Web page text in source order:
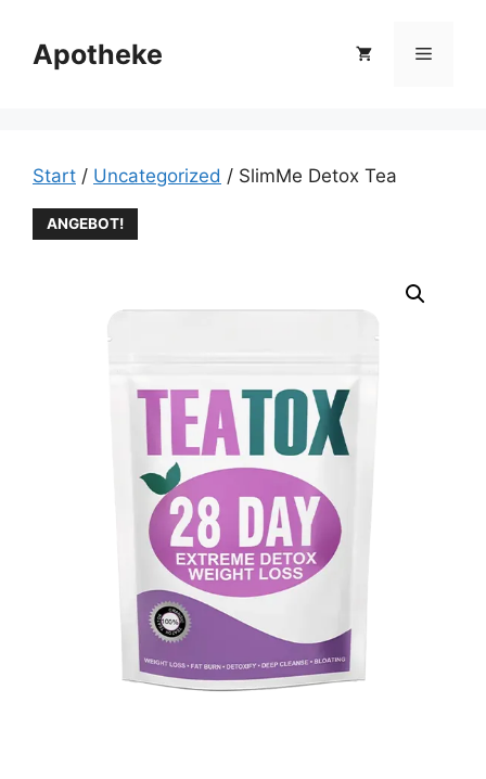
Inhalt
springen
Apotheke Menü
Start / Uncategorized / SlimMe Detox Tea
ANGEBOT!